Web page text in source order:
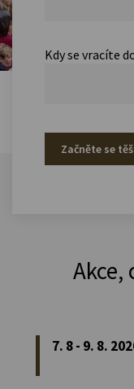
Kdy se vracíte
Začněte se
Akce,
7. 8 - 9. 8.